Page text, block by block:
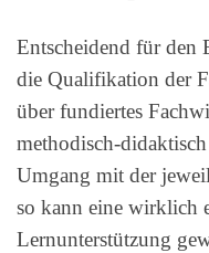
Entscheidend für den
die Qualifikation der
über fundiertes
methodisch-
Umgang mit der
so kann eine wirklich
Lernunterstützung